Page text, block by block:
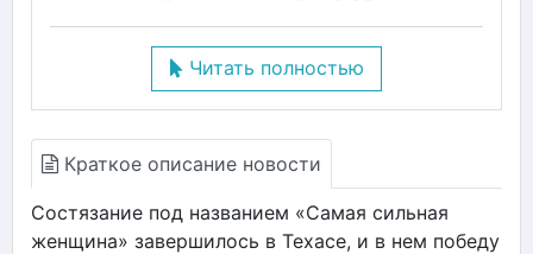
Читать полностью
Краткое описание новости
Состязание под названием «Самая сильная
женщина» завершилось в Техасе, и в нем победу